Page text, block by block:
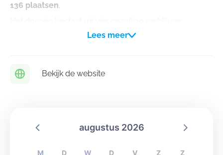
136 plaatsen.
– 60 plaatsen
De Belle– 46 plaatsen
bekend om zijn
kunstige sfeer en gezellige terrasjes
ideaal om even te ontspannen na een actieve dag.
Lees meer
Bekijk de website
augustus 2026
M D W D V Z Z